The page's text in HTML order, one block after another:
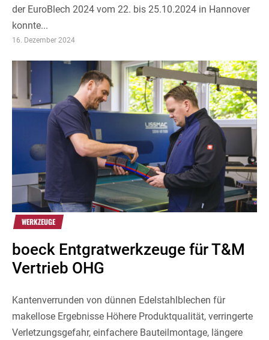
der EuroBlech 2024 vom 22. bis 25.10.2024 in Hannover
konnte...
16. Dezember 2024
WERKZEUGE
boeck Entgratwerkzeuge für T&M
Vertrieb OHG
Kantenverrunden von dünnen Edelstahlblechen für
makellose Ergebnisse Höhere Produktqualität, verringerte
Verletzungsgefahr, einfachere Bauteilmontage, längere